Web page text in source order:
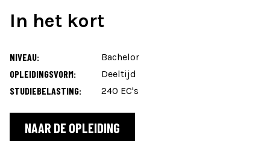
In het kort
NIVEAU:
Bachelor
OPLEIDINGSVORM:
Deeltijd
STUDIEBELASTING:
240 EC's
NAAR DE OPLEIDING